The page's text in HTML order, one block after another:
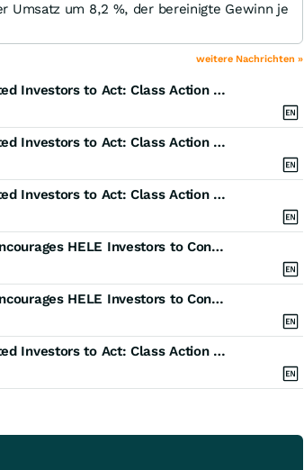
Umsatz um 8,2 %, der bereinigte Gewinn je
weitere Nachrichten »
Bronstein, Gewirtz & Grossman LLC Urges Helen of Troy Limited Investors to Act: Class Action Filed Alleging Investor Harm
Bronstein, Gewirtz & Grossman LLC Urges Helen of Troy Limited Investors to Act: Class Action Filed Alleging Investor Harm
Bronstein, Gewirtz & Grossman LLC Urges Helen of Troy Limited Investors to Act: Class Action Filed Alleging Investor Harm
Helen of Troy Limited Class Action Reminder - Robbins LLP Encourages HELE Investors to Contact the Firm for Information About Their Rights
Helen of Troy Limited Class Action Reminder - Robbins LLP Encourages HELE Investors to Contact the Firm for Information About Their Rights
Bronstein, Gewirtz & Grossman LLC Urges Helen of Troy Limited Investors to Act: Class Action Filed Alleging Investor Harm